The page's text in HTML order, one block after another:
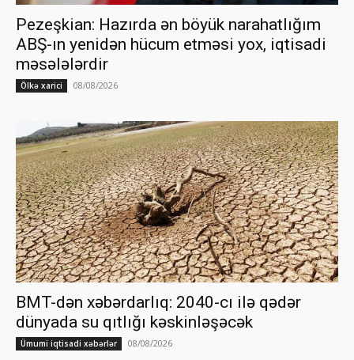
Pezeşkian: Hazırda ən böyük narahatlığım
ABŞ-ın yenidən hücum etməsi yox, iqtisadi
məsələlərdir
Ölkə xarici 08/08/2026
BMT-dən xəbərdarlıq: 2040-cı ilə qədər
dünyada su qıtlığı kəskinləşəcək
Ümumi iqtisadi xəbərlər 08/08/2026